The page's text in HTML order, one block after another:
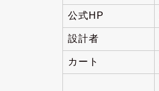
公式HP
設計者
カート